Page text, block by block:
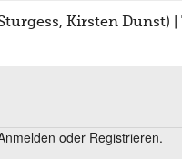
Kirsten Dunst)
oder Registrieren.